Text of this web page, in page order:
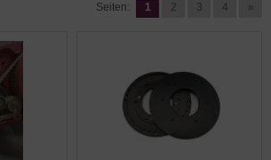
Seiten: 1 2 3 4 »